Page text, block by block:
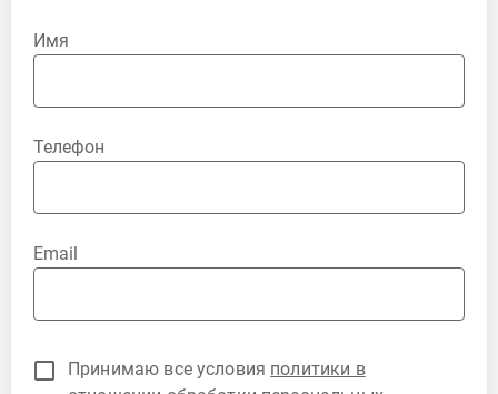
Имя
Телефон
Email
Принимаю все условия политики в